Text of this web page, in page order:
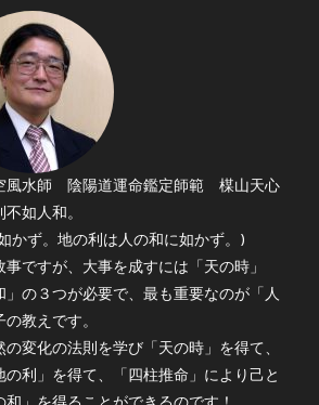
風水師 陰陽道運命鑑定師範 楳山天心
如人和。
かず。地の利は人の和に如かず。)
ですが、大事を成すには「天の時」
」の３つが必要で、最も重要なのが「人
教えです。
の変化の法則を学び「天の時」を得て、
の利」を得て、「四柱推命」により己と